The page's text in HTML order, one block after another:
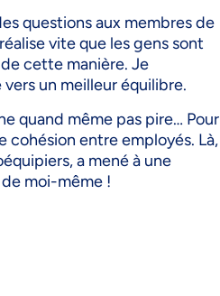
questions aux membres de
vite que les gens sont
cette manière. Je
un meilleur équilibre.
quand même pas pire… Pour
cohésion entre employés. Là,
a mené à une
moi-même !